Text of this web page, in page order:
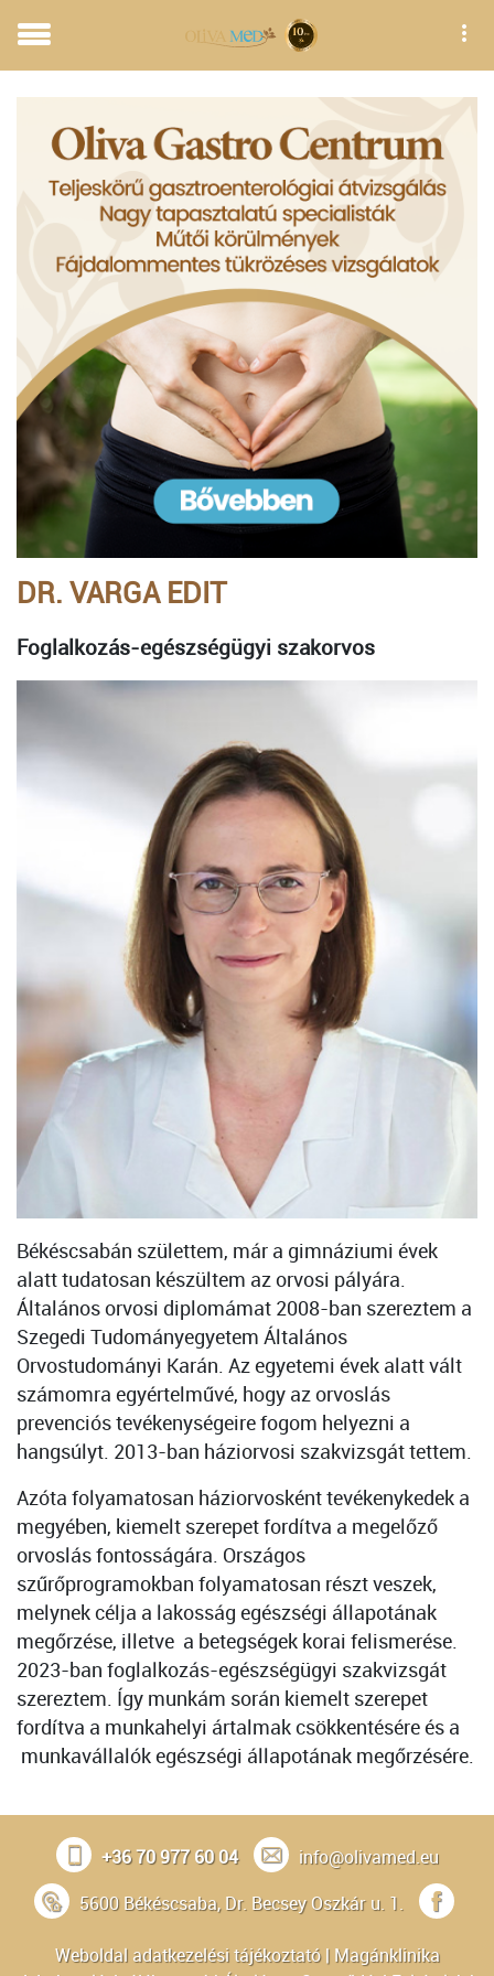
DR. VARGA EDIT
Foglalkozás-egészségügyi szakorvos
Békéscsabán születtem, már a gimnáziumi évek
alatt tudatosan készültem az orvosi pályára.
Általános orvosi diplomámat 2008-ban szereztem a
Szegedi Tudományegyetem Általános
Orvostudományi Karán. Az egyetemi évek alatt vált
számomra egyértelművé, hogy az orvoslás
prevenciós tevékenységeire fogom helyezni a
hangsúlyt. 2013-ban háziorvosi szakvizsgát tettem.
Azóta folyamatosan háziorvosként tevékenykedek a
megyében, kiemelt szerepet fordítva a megelőző
orvoslás fontosságára. Országos
szűrőprogramokban folyamatosan részt veszek,
melynek célja a lakosság egészségi állapotának
megőrzése, illetve a betegségek korai felismerése.
2023-ban foglalkozás-egészségügyi szakvizsgát
szereztem. Így munkám során kiemelt szerepet
fordítva a munkahelyi ártalmak csökkentésére és a
munkavállalók egészségi állapotának megőrzésére.
+36 70 977 60 04
info@olivamed.eu
5600 Békéscsaba, Dr. Becsey Oszkár u. 1.
Weboldal adatkezelési tájékoztató| Magánklinika